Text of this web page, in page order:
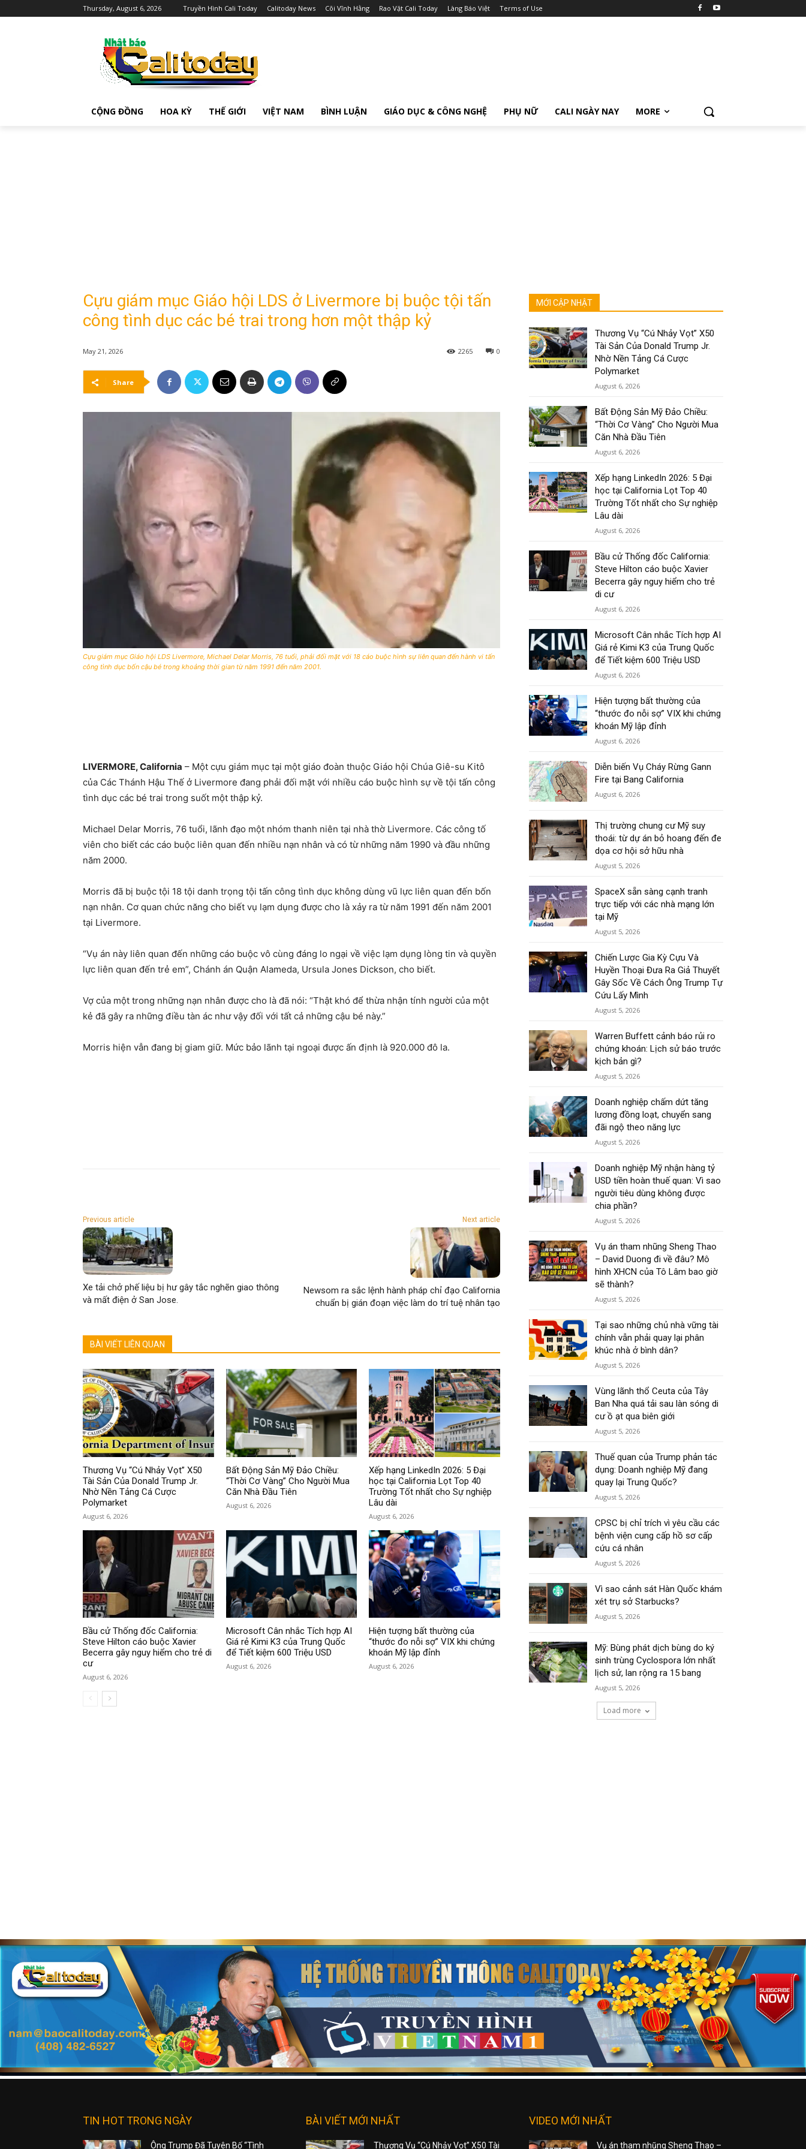
Thursday, August 6, 2026 Truyền Hình Cali Today Calitoday News Cõi Vĩnh Hằng Rao Vặt Cali Today Làng Báo Việt Terms of Use
CỘNG ĐỒNG HOA KỲ THẾ GIỚI VIỆT NAM BÌNH LUẬN GIÁO DỤC & CÔNG NGHỆ PHỤ NỮ CALI NGÀY NAY MORE
Cựu giám mục Giáo hội LDS ở Livermore bị buộc tội tấn
công tình dục các bé trai trong hơn một thập kỷ
May 21, 2026 0
2265
Share
Cựu giám mục Giáo hội LDS Livermore, Michael Delar Morris, 76 tuổi, phải đối mặt với 18 cáo buộc hình sự liên quan đến hành vi tấn
công tình dục bốn cậu bé trong khoảng thời gian từ năm 1991 đến năm 2001.
LIVERMORE, California – Một cựu giám mục tại một giáo đoàn thuộc Giáo hội Chúa Giê-su Kitô
của Các Thánh Hậu Thế ở Livermore đang phải đối mặt với nhiều cáo buộc hình sự về tội tấn công
tình dục các bé trai trong suốt một thập kỷ.
Michael Delar Morris, 76 tuổi, lãnh đạo một nhóm thanh niên tại nhà thờ Livermore. Các công tố
viên cho biết các cáo buộc liên quan đến nhiều nạn nhân và có từ những năm 1990 và đầu những
năm 2000.
Morris đã bị buộc tội 18 tội danh trọng tội tấn công tình dục không dùng vũ lực liên quan đến bốn
nạn nhân. Cơ quan chức năng cho biết vụ lạm dụng được cho là xảy ra từ năm 1991 đến năm 2001
tại Livermore.
“Vụ án này liên quan đến những cáo buộc vô cùng đáng lo ngại về việc lạm dụng lòng tin và quyền
lực liên quan đến trẻ em”, Chánh án Quận Alameda, Ursula Jones Dickson, cho biết.
Vợ của một trong những nạn nhân được cho là đã nói: “Thật khó để thừa nhận tính người của một
kẻ đã gây ra những điều tàn ác như vậy đối với tất cả những cậu bé này.”
Morris hiện vẫn đang bị giam giữ. Mức bảo lãnh tại ngoại được ấn định là 920.000 đô la.
Previous article
Xe tải chở phế liệu bị hư gây tắc nghẽn giao thông
và mất điện ở San Jose.
Next article
Newsom ra sắc lệnh hành pháp chỉ đạo California
chuẩn bị gián đoạn việc làm do trí tuệ nhân tạo
BÀI VIẾT LIÊN QUAN
Thương Vụ “Cú Nhảy Vọt” X50
Tài Sản Của Donald Trump Jr.
Nhờ Nền Tảng Cá Cược
Polymarket
August 6, 2026
Bất Động Sản Mỹ Đảo Chiều:
“Thời Cơ Vàng” Cho Người Mua
Căn Nhà Đầu Tiên
August 6, 2026
Xếp hạng LinkedIn 2026: 5 Đại
học tại California Lọt Top 40
Trường Tốt nhất cho Sự nghiệp
Lâu dài
August 6, 2026
Bầu cử Thống đốc California:
Steve Hilton cáo buộc Xavier
Becerra gây nguy hiểm cho trẻ di
cư
August 6, 2026
Microsoft Cân nhắc Tích hợp AI
Giá rẻ Kimi K3 của Trung Quốc
để Tiết kiệm 600 Triệu USD
August 6, 2026
Hiện tượng bất thường của
“thước đo nỗi sợ” VIX khi chứng
khoán Mỹ lập đỉnh
August 6, 2026
MỚI CẬP NHẬT
Thương Vụ “Cú Nhảy Vọt” X50
Tài Sản Của Donald Trump Jr.
Nhờ Nền Tảng Cá Cược
Polymarket
August 6, 2026
Bất Động Sản Mỹ Đảo Chiều:
“Thời Cơ Vàng” Cho Người Mua
Căn Nhà Đầu Tiên
August 6, 2026
Xếp hạng LinkedIn 2026: 5 Đại
học tại California Lọt Top 40
Trường Tốt nhất cho Sự nghiệp
Lâu dài
August 6, 2026
Bầu cử Thống đốc California:
Steve Hilton cáo buộc Xavier
Becerra gây nguy hiểm cho trẻ
di cư
August 6, 2026
Microsoft Cân nhắc Tích hợp AI
Giá rẻ Kimi K3 của Trung Quốc
để Tiết kiệm 600 Triệu USD
August 6, 2026
Hiện tượng bất thường của
“thước đo nỗi sợ” VIX khi chứng
khoán Mỹ lập đỉnh
August 6, 2026
Diễn biến Vụ Cháy Rừng Gann
Fire tại Bang California
August 6, 2026
Thị trường chung cư Mỹ suy
thoái: từ dự án bỏ hoang đến đe
dọa cơ hội sở hữu nhà
August 5, 2026
SpaceX sẵn sàng cạnh tranh
trực tiếp với các nhà mạng lớn
tại Mỹ
August 5, 2026
Chiến Lược Gia Kỳ Cựu Và
Huyền Thoại Đưa Ra Giả Thuyết
Gây Sốc Về Cách Ông Trump Tự
Cứu Lấy Mình
August 5, 2026
Warren Buffett cảnh báo rủi ro
chứng khoán: Lịch sử báo trước
kịch bản gì?
August 5, 2026
Doanh nghiệp chấm dứt tăng
lương đồng loạt, chuyển sang
đãi ngộ theo năng lực
August 5, 2026
Doanh nghiệp Mỹ nhận hàng tỷ
USD tiền hoàn thuế quan: Vì sao
người tiêu dùng không được
chia phần?
August 5, 2026
Vụ án tham nhũng Sheng Thao
– David Duong đi về đâu? Mô
hình XHCN của Tô Lâm bao giờ
sẽ thành?
August 5, 2026
Tại sao những chủ nhà vững tài
chính vẫn phải quay lại phân
khúc nhà ở bình dân?
August 5, 2026
Vùng lãnh thổ Ceuta của Tây
Ban Nha quá tải sau làn sóng di
cư ồ ạt qua biên giới
August 5, 2026
Thuế quan của Trump phản tác
dụng: Doanh nghiệp Mỹ đang
quay lại Trung Quốc?
August 5, 2026
CPSC bị chỉ trích vì yêu cầu các
bệnh viện cung cấp hồ sơ cấp
cứu cá nhân
August 5, 2026
Vì sao cảnh sát Hàn Quốc khám
xét trụ sở Starbucks?
August 5, 2026
Mỹ: Bùng phát dịch bùng do ký
sinh trùng Cyclospora lớn nhất
lịch sử, lan rộng ra 15 bang
August 5, 2026
Load more
TIN HOT TRONG NGÀY
Ông Trump Đã Tuyên Bố “Tình
BÀI VIẾT MỚI NHẤT
Thương Vụ “Cú Nhảy Vọt” X50 Tài
VIDEO MỚI NHẤT
Vụ án tham nhũng Sheng Thao –